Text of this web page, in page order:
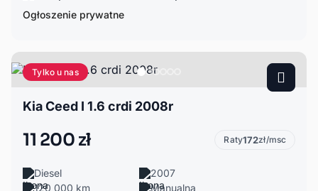
Ogłoszenie prywatne
Tylko u nas
Kia Ceed I 1.6 crdi 2008r
11 200 zł Raty172zł/msc
Diesel
2007
120 000 km
Manualna